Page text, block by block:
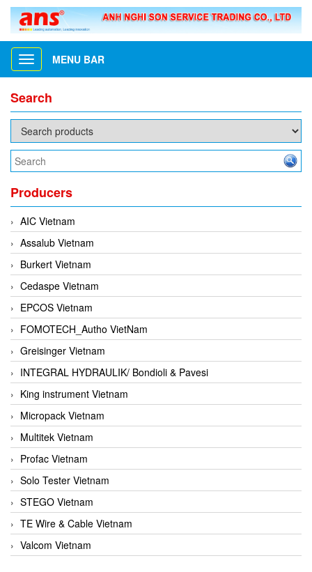
Toggle
navigation
MENU BAR
Search
Producers
AIC Vietnam
Assalub Vietnam
Burkert Vietnam
Cedaspe Vietnam
EPCOS Vietnam
FOMOTECH_Autho VietNam
Greisinger Vietnam
INTEGRAL HYDRAULIK/ Bondioli & Pavesi
King instrument Vietnam
Micropack Vietnam
Multitek Vietnam
Profac Vietnam
Solo Tester Vietnam
STEGO Vietnam
TE Wire & Cable Vietnam
Valcom Vietnam